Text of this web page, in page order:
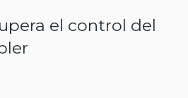
el control del